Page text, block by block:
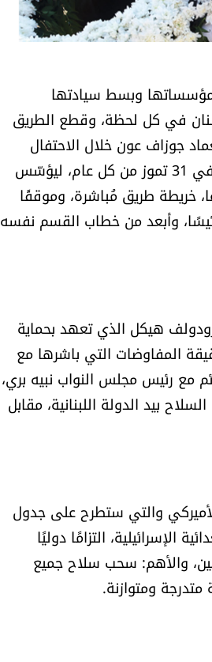
وبسط سيادتها
في كل لحظة، وقطع الطريق
جوزاف عون خلال الاحتفال
الذي أقيم في مقر وزارة الدفاع في اليرزة، في ذكرى شهداء الجيش الذي يصادف في 31 تموز من كل عام، ليؤسّس
خريطة طريق مُباشرة، وموقفًا
وأبعد من خطاب القسم نفسه
هيكل الذي تعهد بحماية
المفاوضات التي باشرها مع
مع رئيس مجلس النواب نبيه بري،
بيد الدولة اللبنانية، مقابل
والتي ستطرح على جدول
التزامًا دوليًا
والأهم: سحب سلاح جميع
ومتوازنة.